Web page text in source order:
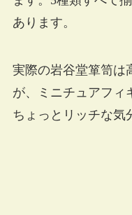
あります。
実際の岩谷堂箪笥は
が、ミニチュアフィ
ちょっとリッチな気